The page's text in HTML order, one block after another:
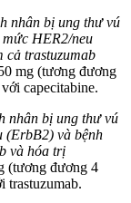
nhân bị ung thư vú
HER2/neu
cả trastuzumab
mg (tương đương
capecitabine.
nhân bị ung thư vú
(ErbB2) và bệnh
và hóa trị
(tương đương 4
trastuzumab.